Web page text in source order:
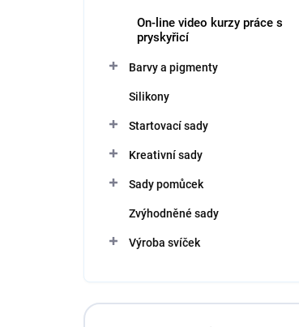
On-line video kurzy práce s
pryskyřicí
Barvy a pigmenty
Silikony
Startovací sady
Kreativní sady
Sady pomůcek
Zvýhodněné sady
Výroba svíček